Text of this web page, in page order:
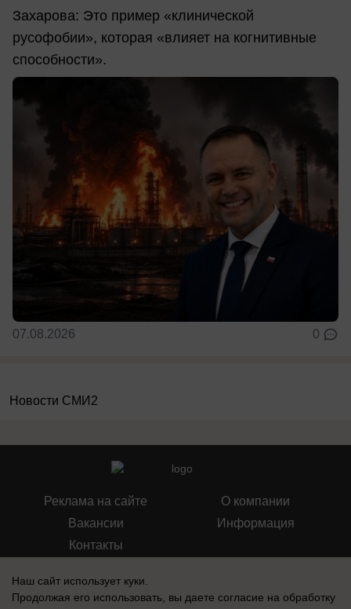
Захарова: Это пример «клинической
русофобии», которая «влияет на когнитивные
способности».
07.08.2026 0
Новости СМИ2
Реклама на сайте
Вакансии
Контакты
О компании
Информация
Наш сайт использует куки.
Продолжая его использовать, вы даете согласие на обработку